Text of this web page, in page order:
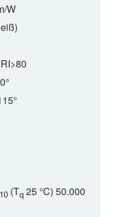
W
10(Tq25 °C) 50.000